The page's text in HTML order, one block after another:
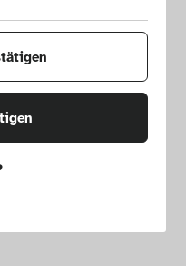
wir durch